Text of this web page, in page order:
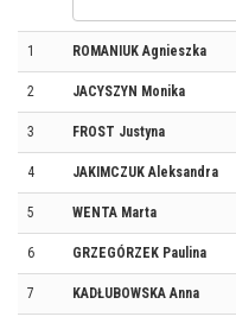
1 ROMANIUK Agnieszka
2 JACYSZYN Monika
3 FROST Justyna
4 JAKIMCZUK Aleksandra
5 WENTA Marta
6 GRZEGÓRZEK Paulina
7 KADŁUBOWSKA Anna